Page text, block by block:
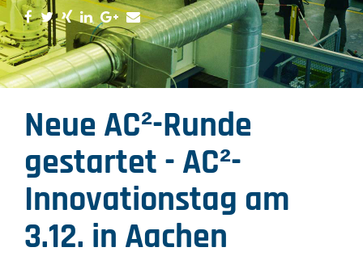
Neue AC²-Runde
gestartet - AC²-
Innovationstag am
3.12. in Aachen